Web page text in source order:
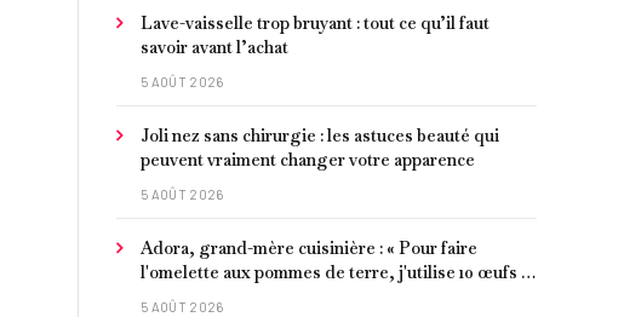
Lave-vaisselle trop bruyant : tout ce qu’il faut
savoir avant l’achat
5 AOÛT 2026
Joli nez sans chirurgie : les astuces beauté qui
peuvent vraiment changer votre apparence
5 AOÛT 2026
Adora, grand-mère cuisinière : « Pour faire
l'omelette aux pommes de terre, j'utilise 10 œufs et
je laisse faire petit à petit »
5 AOÛT 2026